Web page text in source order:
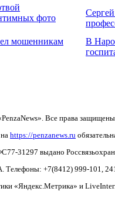
фото
мошенникам
В
Все права
https://penzanews.ru
31297 выдано
Телефоны: +7(8412) 999-101,
«Яндекс.Метрика» и